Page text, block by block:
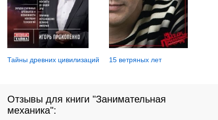
Тайны древних цивилизаций 15 ветряных лет
Отзывы для книги "Занимательная
механика":